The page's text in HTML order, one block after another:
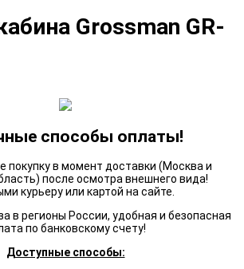
Grossman GR-
способы оплаты!
покупку в момент доставки (Москва и
после осмотра внешнего вида!
курьеру или картой на сайте.
в регионы России, удобная и безопасная
по банковскому счету!
Доступные способы: